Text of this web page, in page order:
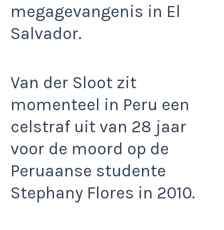
megagevangenis in El
Salvador.
Van der Sloot zit
momenteel in Peru een
celstraf uit van 28 jaar
voor de moord op de
Peruaanse studente
Stephany Flores in 2010.